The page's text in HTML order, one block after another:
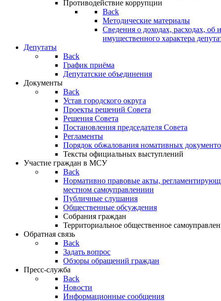
Противодействие коррупции
Back
Методические материалы
Сведения о доходах, расходах, об
имущественного характера
Депутаты
Back
График приёма
Депутатские объединения
Документы
Back
Устав городского округа
Проекты решений Совета
Решения Совета
Постановления председателя Совета
Регламенты
Порядок обжалования номативных
Тексты официальных выступлений
Участие граждан в МСУ
Back
Нормативно правовые акты,
местном самоуправлениии
Публичные слушания
Общественные обсуждения
Собрания граждан
Территориальное общественное
Обратная связь
Back
Задать вопрос
Обзоры обращений граждан
Пресс-служба
Back
Новости
Информационные сообщения